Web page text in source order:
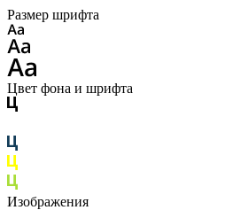
Размер шрифта
Цвет фона и шрифта
Изображения